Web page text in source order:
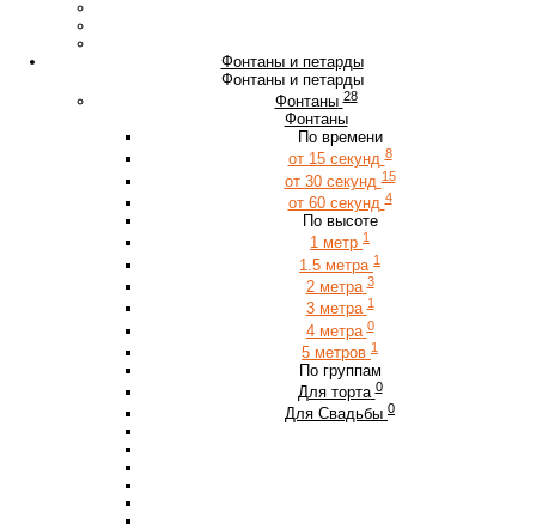
Фонтаны и петарды
Фонтаны и петарды
Фонтаны 28
Фонтаны
По времени
от 15 секунд 8
от 30 секунд 15
от 60 секунд 4
По высоте
1 метр 1
1.5 метра 1
2 метра 3
3 метра 1
4 метра 0
5 метров 1
По группам
Для торта 0
Для Свадьбы 0